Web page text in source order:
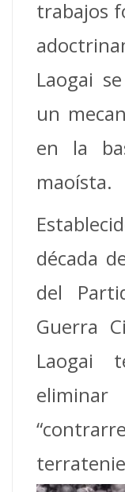
trabajos
Laogai
un
en la
maoísta.
década
del
Guerra
Laogai